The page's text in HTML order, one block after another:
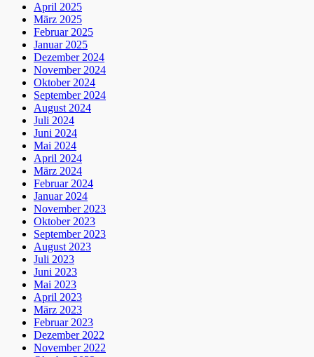
April 2025
März 2025
Februar 2025
Januar 2025
Dezember 2024
November 2024
Oktober 2024
September 2024
August 2024
Juli 2024
Juni 2024
Mai 2024
April 2024
März 2024
Februar 2024
Januar 2024
November 2023
Oktober 2023
September 2023
August 2023
Juli 2023
Juni 2023
Mai 2023
April 2023
März 2023
Februar 2023
Dezember 2022
November 2022